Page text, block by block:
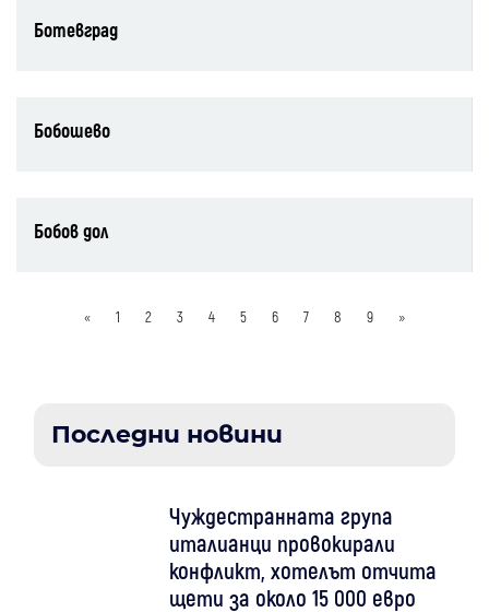
Ботевград
Бобошево
Бобов дол
« 1 2 3 4 5 6 7 8 9 »
Последни новини
Чуждестранната група
италианци провокирали
конфликт, хотелът отчита
щети за около 15 000 евро